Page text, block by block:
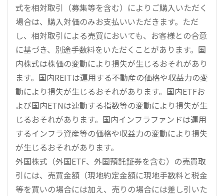
式を相対取引（募集等を含む）によりご購入いただく
場合は、購入対価のみお支払いいただきます。ただ
し、相対取引による売買においても、お客様との合意
に基づき、別途手数料をいただくことがあります。国
内株式は株価の変動により損失が生じるおそれがあり
ます。国内REITは運用する不動産の価格や収益力の変
動により損失が生じるおそれがあります。国内ETFお
よび国内ETNは連動する指数等の変動により損失が生
じるおそれがあります。国内インフラファンドは運用
するインフラ資産等の価格や収益力の変動により損失
が生じるおそれがあります。
外国株式（外国ETF、外国預託証券を含む）の売買取
引には、売買金額（現地約定金額に現地手数料と税金
等を買いの場合には加え、売りの場合には差し引いた